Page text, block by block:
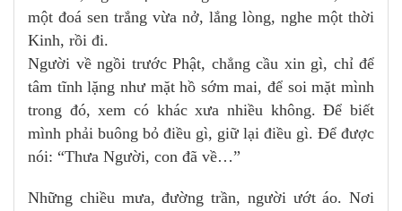
một đoá sen trắng vừa nở, lắng lòng, nghe một thời
Kinh, rồi đi.
Người về ngồi trước Phật, chẳng cầu xin gì, chỉ để
tâm tĩnh lặng như mặt hồ sớm mai, để soi mặt mình
trong đó, xem có khác xưa nhiều không. Để biết
mình phải buông bỏ điều gì, giữ lại điều gì. Để được
nói: “Thưa Người, con đã về…”
Những chiều mưa, đường trần, người ướt áo. Nơi